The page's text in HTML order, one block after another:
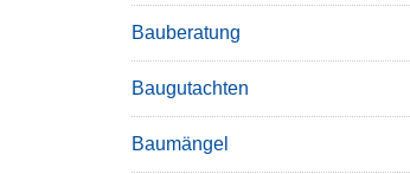
Bauberatung
Baugutachten
Baumängel